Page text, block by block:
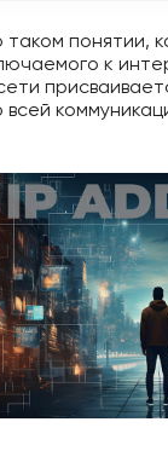
понятии,
к